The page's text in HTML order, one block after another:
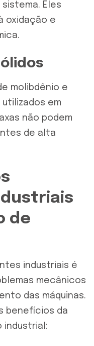
Eles
oxidação e
molibdênio e
em
não podem
de alta
de
industriais é
mecânicos
das máquinas.
benefícios da
industrial: